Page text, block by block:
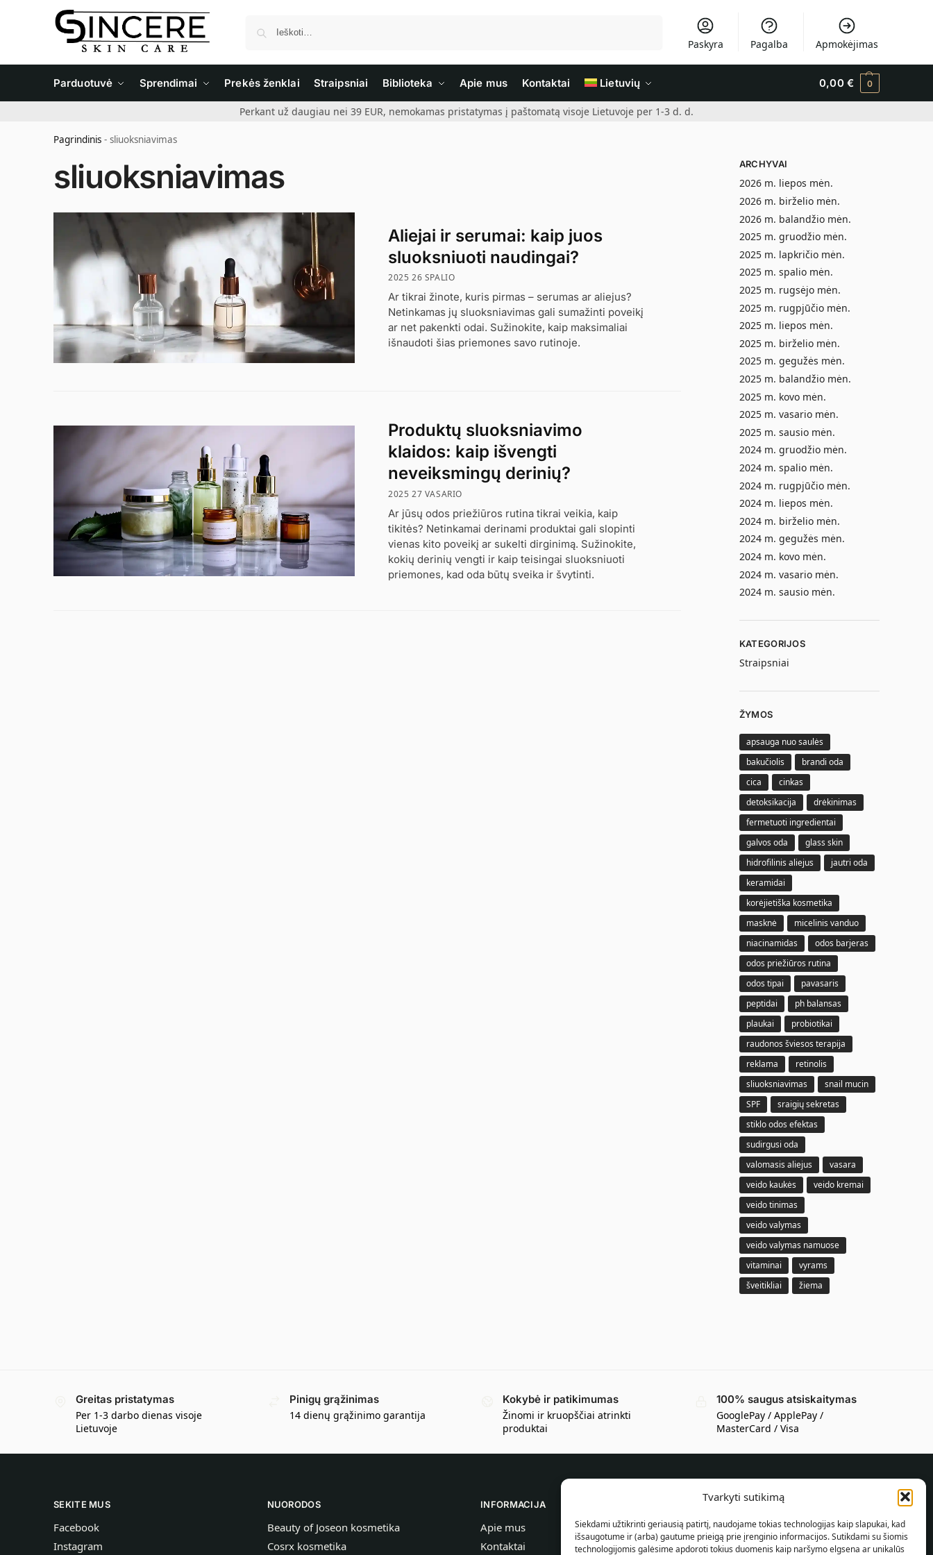
Tvarkyti sutikimą
Siekdami užtikrinti geriausią patirtį, naudojame tokias technologijas kaip slapukai, kad
išsaugotume ir (arba) gautume prieigą prie įrenginio informacijos. Sutikdami su šiomis
technologijomis galėsime apdoroti tokius duomenis kaip naršymo elgsena ar unikalūs
Paskyra Pagalba Apmokėjimas
Parduotuvė Sprendimai Prekės ženklai Straipsniai Biblioteka Apie mus Kontaktai Lietuvių 0,00 € 0
Perkant už daugiau nei 39 EUR, nemokamas pristatymas į paštomatą visoje Lietuvoje per 1-3 d. d.
Pagrindinis - sliuoksniavimas
sliuoksniavimas
Aliejai ir serumai: kaip juos
sluoksniuoti naudingai?
2025 26 SPALIO
Ar tikrai žinote, kuris pirmas – serumas ar aliejus?
Netinkamas jų sluoksniavimas gali sumažinti poveikį
ar net pakenkti odai. Sužinokite, kaip maksimaliai
išnaudoti šias priemones savo rutinoje.
Produktų sluoksniavimo
klaidos: kaip išvengti
neveiksmingų derinių?
2025 27 VASARIO
Ar jūsų odos priežiūros rutina tikrai veikia, kaip
tikitės? Netinkamai derinami produktai gali slopinti
vienas kito poveikį ar sukelti dirginimą. Sužinokite,
kokių derinių vengti ir kaip teisingai sluoksniuoti
priemones, kad oda būtų sveika ir švytinti.
ARCHYVAI
2026 m. liepos mėn.
2026 m. birželio mėn.
2026 m. balandžio mėn.
2025 m. gruodžio mėn.
2025 m. lapkričio mėn.
2025 m. spalio mėn.
2025 m. rugsėjo mėn.
2025 m. rugpjūčio mėn.
2025 m. liepos mėn.
2025 m. birželio mėn.
2025 m. gegužės mėn.
2025 m. balandžio mėn.
2025 m. kovo mėn.
2025 m. vasario mėn.
2025 m. sausio mėn.
2024 m. gruodžio mėn.
2024 m. spalio mėn.
2024 m. rugpjūčio mėn.
2024 m. liepos mėn.
2024 m. birželio mėn.
2024 m. gegužės mėn.
2024 m. kovo mėn.
2024 m. vasario mėn.
2024 m. sausio mėn.
KATEGORIJOS
Straipsniai
ŽYMOS
apsauga nuo saulės
bakučiolis
brandi oda
cica
cinkas
detoksikacija
drėkinimas
fermetuoti ingredientai
galvos oda
glass skin
hidrofilinis aliejus
jautri oda
keramidai
korėjietiška kosmetika
masknė
micelinis vanduo
niacinamidas
odos barjeras
odos priežiūros rutina
odos tipai
pavasaris
peptidai
ph balansas
plaukai
probiotikai
raudonos šviesos terapija
reklama
retinolis
sliuoksniavimas
snail mucin
SPF
sraigių sekretas
stiklo odos efektas
sudirgusi oda
valomasis aliejus
vasara
veido kaukės
veido kremai
veido tinimas
veido valymas
veido valymas namuose
vitaminai
vyrams
šveitikliai
žiema
Greitas pristatymas
Per 1-3 darbo dienas visoje
Lietuvoje
Pinigų grąžinimas
14 dienų grąžinimo garantija
Kokybė ir patikimumas
Žinomi ir kruopščiai atrinkti
produktai
100% saugus atsiskaitymas
GooglePay / ApplePay /
MasterCard / Visa
SEKITE MUS
Facebook
Instagram
NUORODOS
Beauty of Joseon kosmetika
Cosrx kosmetika
INFORMACIJA
Apie mus
Kontaktai
INFORMACIJA PIRKĖJUI
Pristatymo sąlygos
Taisyklės ir sąlygos